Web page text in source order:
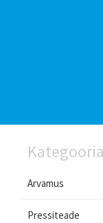
Arvamus
Pressiteade